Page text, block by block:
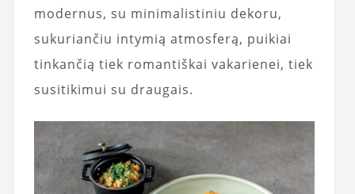
modernus, su minimalistiniu dekoru,
sukuriančiu intymią atmosferą, puikiai
tinkančią tiek romantiškai vakarienei, tiek
susitikimui su draugais.